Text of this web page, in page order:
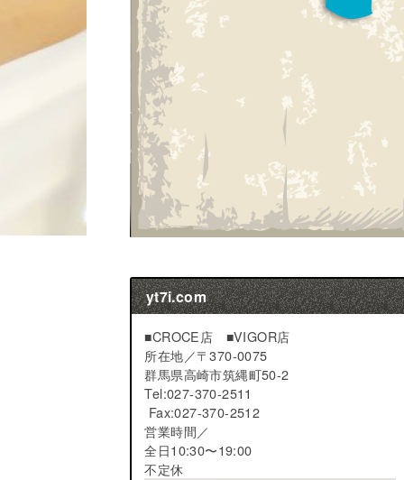
yt7i.com
■CROCE店 ■VIGOR店
所在地／〒370-0075
群馬県高崎市筑縄町50-2
Tel:027-370-2511
Fax:027-370-2512
営業時間／
全日10:30〜19:00
不定休